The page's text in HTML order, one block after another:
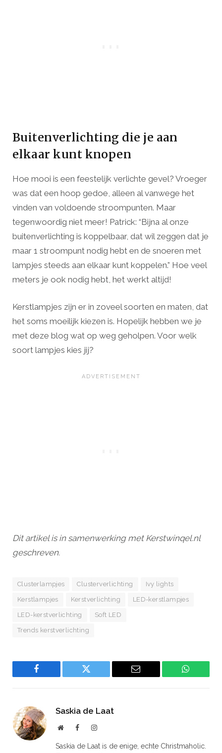
Buitenverlichting die je aan
elkaar kunt knopen
Hoe mooi is een feestelijk verlichte gevel? Vroeger
was dat een hoop gedoe, alleen al vanwege het
vinden van voldoende stroompunten. Maar
tegenwoordig niet meer! Patrick: “Bijna al onze
buitenverlichting is koppelbaar, dat wil zeggen dat je
maar 1 stroompunt nodig hebt en de snoeren met
lampjes steeds aan elkaar kunt koppelen.” Hoe veel
meters je ook nodig hebt, het werkt altijd!
Kerstlampjes zijn er in zoveel soorten en maten, dat
het soms moeilijk kiezen is. Hopelijk hebben we je
met deze blog wat op weg geholpen. Voor welk
soort lampjes kies jij?
Dit artikel is in samenwerking met Kerstwinqel.nl
geschreven.
Clusterlampjes Clusterverlichting Ivy lights
Kerstlampjes Kerstverlichting LED-kerstlampjes
LED-kerstverlichting Soft LED
Trends kerstverlichting
Facebook Twitter Email
Saskia de Laat
WebsiteFacebookInstagram
Saskia de Laat is de enige, echte Christmaholic.